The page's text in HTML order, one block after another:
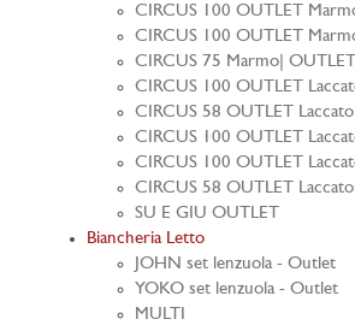
CIRCUS 100 OUTLET
CIRCUS 100 OUTLET
CIRCUS 75 Marmo| OUTLET
CIRCUS 100 OUTLET
CIRCUS 58 OUTLET Laccato
CIRCUS 100 OUTLET
CIRCUS 100 OUTLET
CIRCUS 58 OUTLET Laccato
SU E GIU OUTLET
Biancheria Letto
JOHN set lenzuola - Outlet
YOKO set lenzuola - Outlet
MULTI